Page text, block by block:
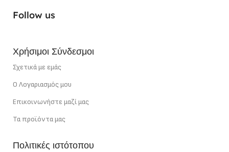
Follow us
Χρήσιμοι Σύνδεσμοι
Σχετικά με εμάς
Ο Λογαριασμός μου
Επικοινωνήστε μαζί μας
Τα προϊόντα μας
Πολιτικές ιστότοπου